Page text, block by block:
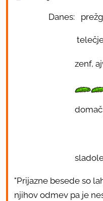
Danes:
telečje
zenf,
domač
sladoled,
"Prijazne besede so
njihov odmev pa je